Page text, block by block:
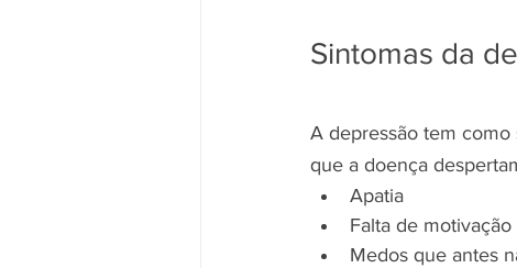
Sintomas da
A depressão tem como
que a doença
Apatia
Falta de motivação
Medos que antes